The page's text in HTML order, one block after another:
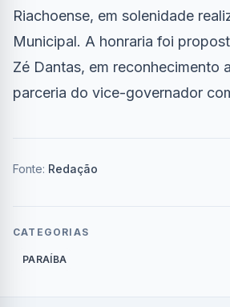
Riachoense, em solenidade
Municipal. A honraria foi
Zé Dantas, em reconhecimento
parceria do vice-governador
Fonte: Redação
CATEGORIAS
PARAÍBA